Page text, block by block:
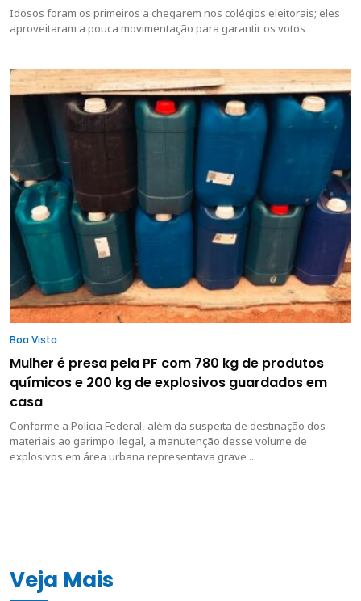
Idosos foram os primeiros a chegarem nos colégios eleitorais; eles
aproveitaram a pouca movimentação para garantir os votos
Boa Vista
Mulher é presa pela PF com 780 kg de produtos
químicos e 200 kg de explosivos guardados em
casa
Conforme a Polícia Federal, além da suspeita de destinação dos
materiais ao garimpo ilegal, a manutenção desse volume de
explosivos em área urbana representava grave ...
Veja Mais